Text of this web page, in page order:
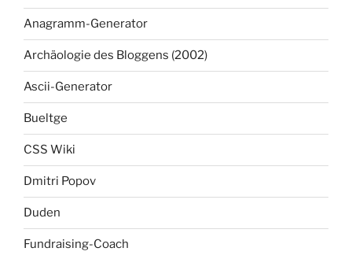
Anagramm-Generator
Archäologie des Bloggens (2002)
Ascii-Generator
Bueltge
CSS Wiki
Dmitri Popov
Duden
Fundraising-Coach